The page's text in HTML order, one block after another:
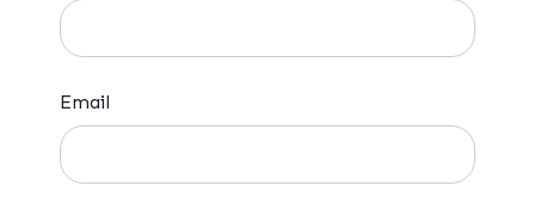
Email